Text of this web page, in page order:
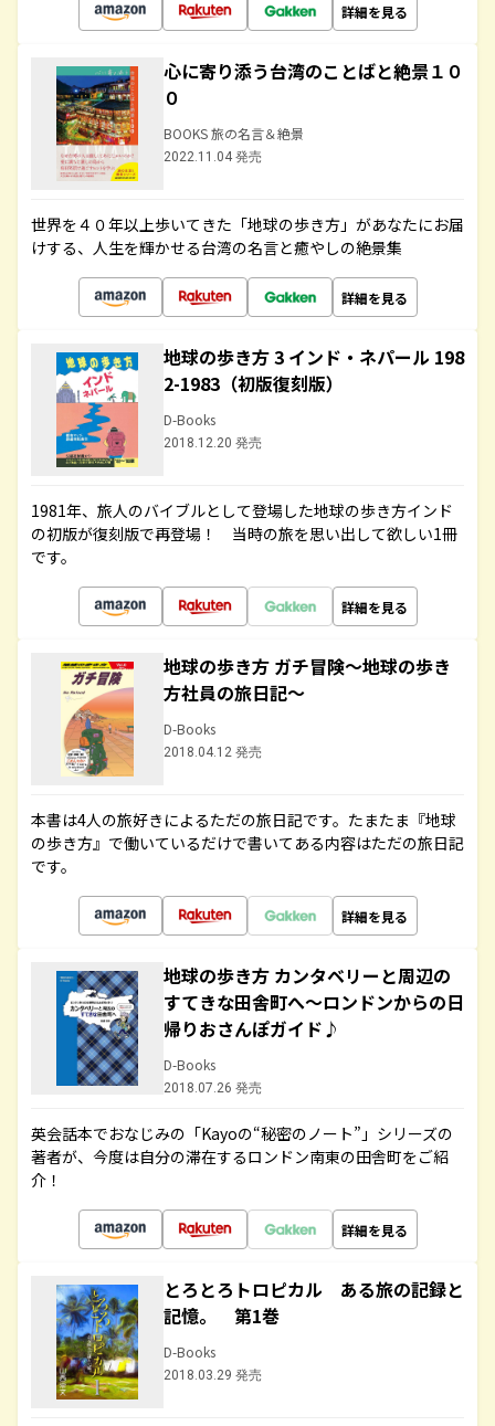
詳細を見る
心に寄り添う台湾のことばと絶景１０
０
BOOKS 旅の名言＆絶景
2022.11.04 発売
世界を４０年以上歩いてきた「地球の歩き方」があなたにお届
けする、人生を輝かせる台湾の名言と癒やしの絶景集
詳細を見る
地球の歩き方 3 インド・ネパール 198
2-1983（初版復刻版）
D-Books
2018.12.20 発売
1981年、旅人のバイブルとして登場した地球の歩き方インド
の初版が復刻版で再登場！ 当時の旅を思い出して欲しい1冊
です。
詳細を見る
地球の歩き方 ガチ冒険～地球の歩き
方社員の旅日記～
D-Books
2018.04.12 発売
本書は4人の旅好きによるただの旅日記です。たまたま『地球
の歩き方』で働いているだけで書いてある内容はただの旅日記
です。
詳細を見る
地球の歩き方 カンタベリーと周辺の
すてきな田舎町へ～ロンドンからの日
帰りおさんぽガイド♪
D-Books
2018.07.26 発売
英会話本でおなじみの「Kayoの“秘密のノート”」シリーズの
著者が、今度は自分の滞在するロンドン南東の田舎町をご紹
介！
詳細を見る
とろとろトロピカル ある旅の記録と
記憶。 第1巻
D-Books
2018.03.29 発売